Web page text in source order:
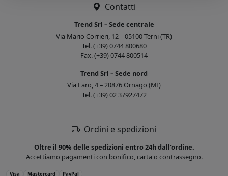
Contatti
Trend Srl – Sede centrale
Via Mario Corrieri, 12 – 05100 Terni (TR)
Tel. (+39) 0744 800680
Fax. (+39) 0744 800514
Trend Srl – Sede nord
Via Faro, 4 – 20876 Ornago (MI)
Tel. (+39) 02 37927472
Ordini e spedizioni
Oltre il 90% delle spedizioni entro 24h dall’ordine.
Accettiamo pagamenti con bonifico, carta o contrassegno.
Visa Mastercard PayPal